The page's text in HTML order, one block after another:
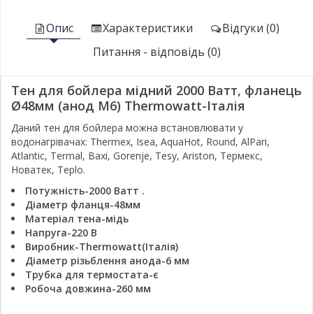
Опис Характеристики
Відгуки (0)
Питання - відповідь (0)
Тен для бойлера мідний 2000 Ватт, фланець
Ø48мм (анод М6) Thermowatt-Італія
Даний тен для бойлера можна встановлювати у
водонагрівачах: Thermex, Isea, AquaHot, Round, AlPari,
Atlantic, Termal, Baxi, Gorenje, Tesy, Ariston, Термекс,
Новатек, Teplo.
Потужність-2000 Ватт .
Діаметр фланця-48мм
Матеріал тена-мідь
Напруга-220 В
Виробник-Thermowatt(Італія)
Діаметр різьблення анода-6 мм
Трубка для термостата-є
Робоча довжина-260 мм